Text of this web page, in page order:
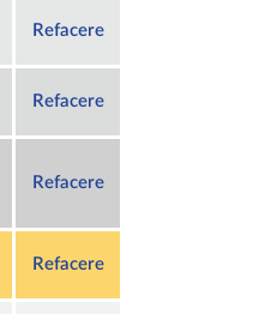
Refacere
Refacere
Refacere
Refacere